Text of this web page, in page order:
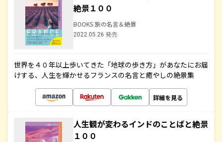
絶景１００
BOOKS 旅の名言＆絶景
2022.05.26 発売
世界を４０年以上歩いてきた「地球の歩き方」があなたにお届
けする、人生を輝かせるフランスの名言と癒やしの絶景集
詳細を見る
人生観が変わるインドのことばと絶景
１００